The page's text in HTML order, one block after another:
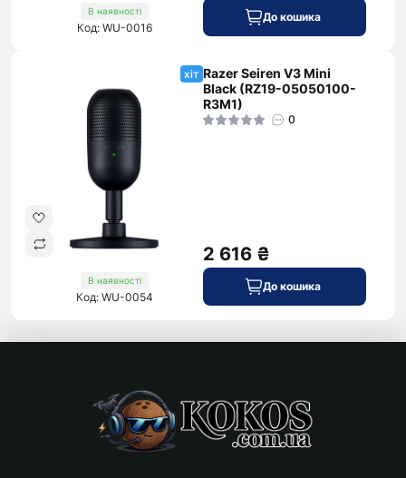
В наявності
Код: WU-0016
До кошика
хіт
В наявності
Код: WU-0054
Razer Seiren V3 Mini
Black (RZ19-05050100-
R3M1)
0
2 616 ₴
До кошика